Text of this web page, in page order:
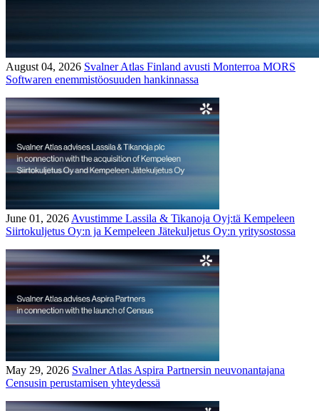
August 04, 2026 Svalner Atlas Finland avusti Monterroa MORS
Softwaren enemmistöosuuden hankinnassa
June 01, 2026 Avustimme Lassila & Tikanoja Oyj:tä Kempeleen
Siirtokuljetus Oy:n ja Kempeleen Jätekuljetus Oy:n yritysostossa
May 29, 2026 Svalner Atlas Aspira Partnersin neuvonantajana
Censusin perustamisen yhteydessä